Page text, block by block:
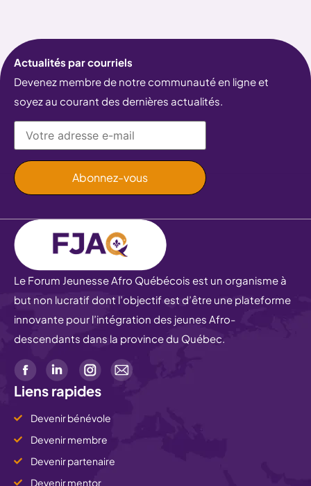
Actualités par courriels
Devenez membre de notre communauté en ligne et
soyez au courant des dernières actualités.
Le Forum Jeunesse Afro Québécois est un organisme à
but non lucratif dont l’objectif est d’être une plateforme
innovante pour l’intégration des jeunes Afro-
descendants dans la province du Québec.
Liens rapides
Devenir bénévole
Devenir membre
Devenir partenaire
Devenir mentor